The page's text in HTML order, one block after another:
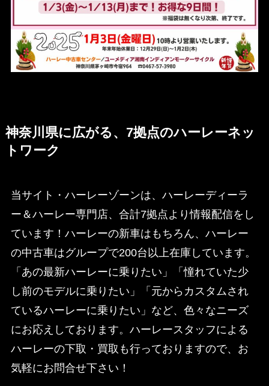
神奈川県に広がる、7拠点のハーレーネッ
トワーク
当サイト・ハーレーゾーンは、ハーレーディーラ
ー＆ハーレー専門店、合計7拠点より情報配信をし
ています！ハーレーの新車はもちろん、ハーレー
の中古車はグループで200台以上在庫しています。
「あの最新ハーレーに乗りたい」「憧れていた少
し前のモデルに乗りたい」「元からカスタムされ
ているハーレーに乗りたい」など、色々なニーズ
にお応えしております。ハーレースタッフによる
ハーレーの下取・買取も行っておりますので、お
気軽にお問合せ下さい！